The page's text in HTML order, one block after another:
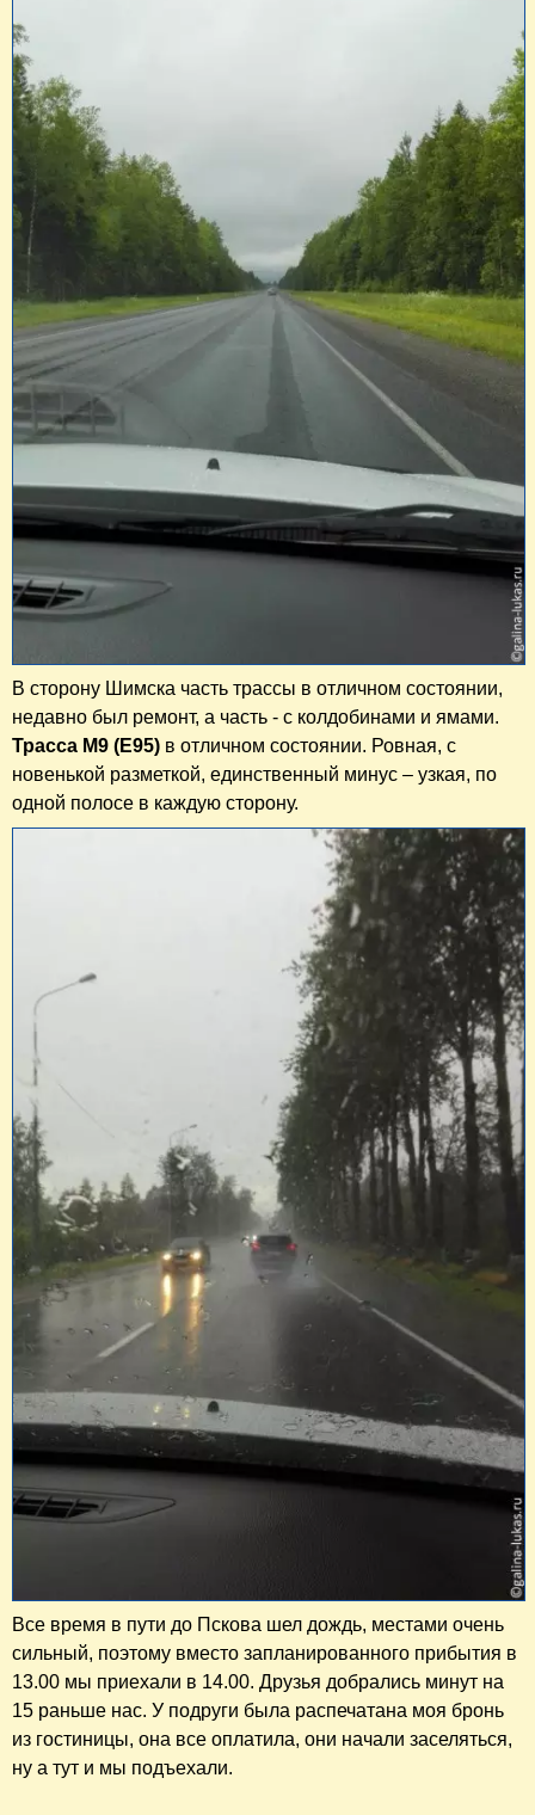
В сторону Шимска часть трассы в отличном состоянии,
недавно был ремонт, а часть - с колдобинами и ямами.
Трасса М9 (Е95) в отличном состоянии. Ровная, с
новенькой разметкой, единственный минус – узкая, по
одной полосе в каждую сторону.
Все время в пути до Пскова шел дождь, местами очень
сильный, поэтому вместо запланированного прибытия в
13.00 мы приехали в 14.00. Друзья добрались минут на
15 раньше нас. У подруги была распечатана моя бронь
из гостиницы, она все оплатила, они начали заселяться,
ну а тут и мы подъехали.